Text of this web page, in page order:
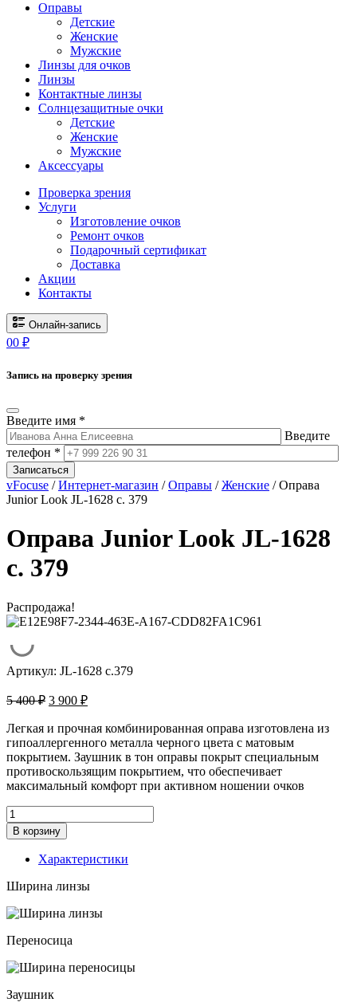
Оправы
Детские
Женские
Мужские
Линзы для очков
Линзы
Контактные линзы
Солнцезащитные очки
Детские
Женские
Мужские
Аксессуары
Проверка зрения
Услуги
Изготовление очков
Ремонт очков
Подарочный сертификат
Доставка
Акции
Контакты
Онлайн-запись
00 ₽
Запись на проверку зрения
Введите имя *
Введите
телефон *
Записаться
vFocuse /Интернет-магазин /Оправы /Женские / Оправа
Junior Look JL-1628 c. 379
Оправа Junior Look JL-1628
c. 379
Распродажа!
Артикул: JL-1628 c.379
5 400₽ Первоначальная
составляла
5
400 ₽.
3 900 ₽Текущая
3
900 ₽.
Легкая и прочная комбинированная оправа изготовлена из
гипоаллергенного металла черного цвета с матовым
покрытием. Заушник в тон оправы покрыт специальным
противоскользящим покрытием, что обеспечивает
максимальный комфорт при активном ношении очков
Количество
товара
Оправа
Junior
JL-
c.
В корзину
Характеристики
Ширина линзы
Переносица
Заушник